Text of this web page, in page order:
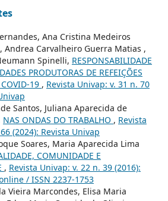
Ana Cristina Medeiros
Andrea Carvalheiro Guerra Matias ,
Spinelli, RESPONSABILIDADE
PRODUTORAS DE REFEIÇÕES
19 , Revista Univap: v. 31 n. 70
Santos, Juliana Aparecida de
NAS ONDAS DO TRABALHO , Revista
(2024): Revista Univap
Soares, Maria Aparecida Lima
COMUNIDADE E
, Revista Univap: v. 22 n. 39 (2016):
/ ISSN 2237-1753
Vieira Marcondes, Elisa Maria